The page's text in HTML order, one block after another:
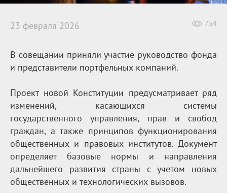
754
23 февраля 2026
В совещании приняли участие руководство фонда
и представители портфельных компаний.
Проект новой Конституции предусматривает ряд
изменений, касающихся системы
государственного управления, прав и свобод
граждан, а также принципов функционирования
общественных и правовых институтов. Документ
определяет базовые нормы и направления
дальнейшего развития страны с учетом новых
общественных и технологических вызовов.